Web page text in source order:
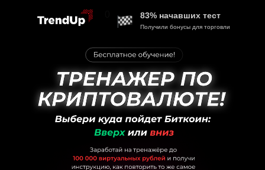
Получили бонусы для торговли
83% начавших тест